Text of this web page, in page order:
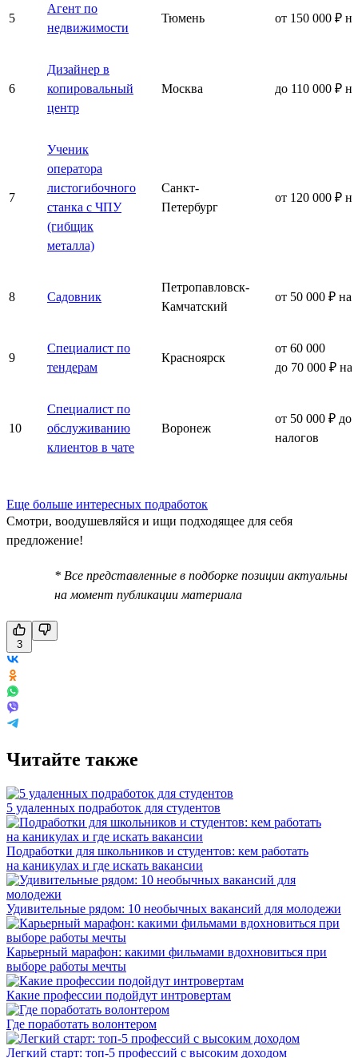
5
Агент по
недвижимости
Тюмень от 150 000 ₽
6
Дизайнер в
копировальный
центр
Москва до 110 000 ₽
7
Ученик
оператора
листогибочного
станка с ЧПУ
(гибщик
металла)
Санкт-
Петербург
от 120 000 ₽
8 Садовник
Петропавловск-
Камчатский
от 50 000 ₽ на
9
Специалист по
тендерам
Красноярск
от 60 000
до 70 000 ₽ на
10
Специалист по
обслуживанию
клиентов в чате
Воронеж
от 50 000 ₽ до
налогов
Еще больше интересных подработок
Смотри, воодушевляйся и ищи подходящее для себя
предложение!
* Все представленные в подборке позиции актуальны
на момент публикации материала
3
Читайте также
5 удаленных подработок для студентов
Подработки для школьников и студентов: кем работать
на каникулах и где искать вакансии
Удивительные рядом: 10 необычных вакансий для молодежи
Карьерный марафон: какими фильмами вдохновиться при
выборе работы мечты
Какие профессии подойдут интровертам
Где поработать волонтером
Легкий старт: топ-5 профессий с высоким доходом